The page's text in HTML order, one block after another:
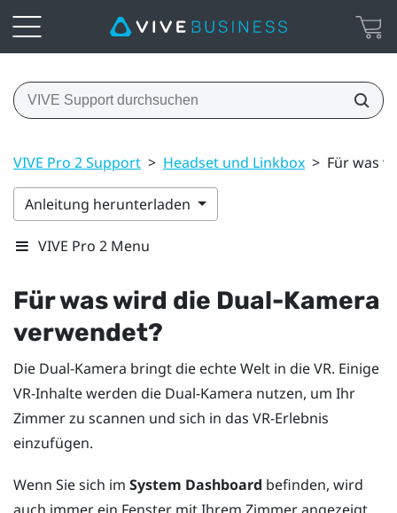
VIVE Pro 2 Support > Headset und Linkbox > Für was
Anleitung herunterladen
VIVE Pro 2 Menu
Für was wird die Dual-Kamera
verwendet?
Die Dual-Kamera bringt die echte Welt in die VR. Einige
VR-Inhalte werden die Dual-Kamera nutzen, um Ihr
Zimmer zu scannen und sich in das VR-Erlebnis
einzufügen.
Wenn Sie sich im System Dashboard befinden, wird